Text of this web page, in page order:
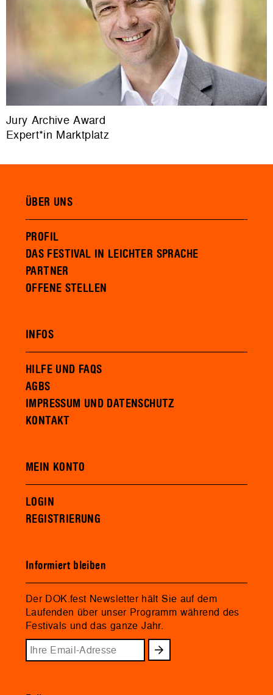
Jury Archive Award
Expert*in Marktplatz
ÜBER UNS
PROFIL
DAS FESTIVAL IN LEICHTER SPRACHE
PARTNER
OFFENE STELLEN
INFOS
HILFE UND FAQS
AGBS
IMPRESSUM UND DATENSCHUTZ
KONTAKT
MEIN KONTO
LOGIN
REGISTRIERUNG
Informiert bleiben
Der DOK.fest Newsletter hält Sie auf dem
Laufenden über unser Programm während des
Festivals und das ganze Jahr.